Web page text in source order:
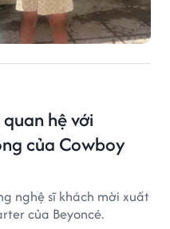
hệ với
của Cowboy
nghệ sĩ khách mời xuất
của Beyoncé.